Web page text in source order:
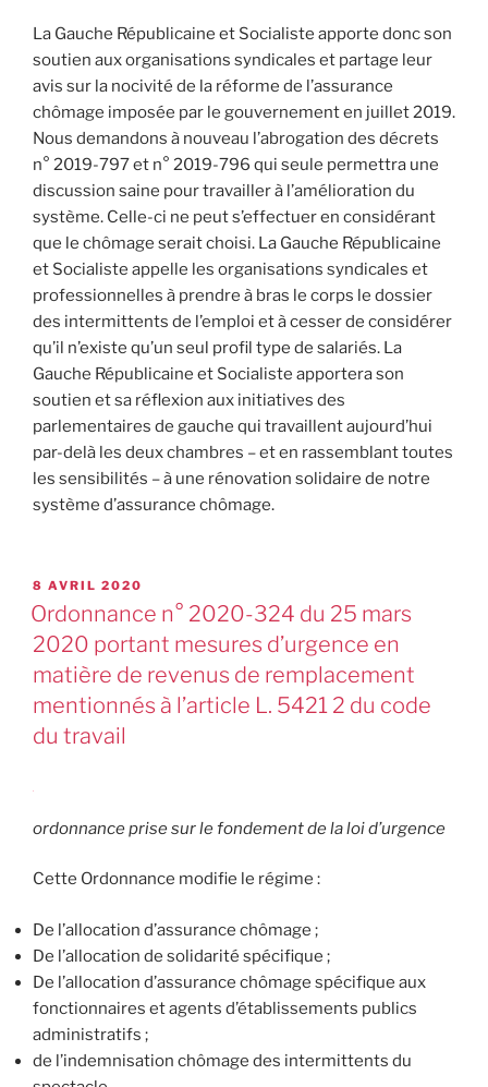
La Gauche Républicaine et Socialiste apporte donc son
soutien aux organisations syndicales et partage leur
avis sur la nocivité de la réforme de l’assurance
chômage imposée par le gouvernement en juillet 2019.
Nous demandons à nouveau l’abrogation des décrets
n° 2019-797 et n° 2019-796 qui seule permettra une
discussion saine pour travailler à l’amélioration du
système. Celle-ci ne peut s’effectuer en considérant
que le chômage serait choisi. La Gauche Républicaine
et Socialiste appelle les organisations syndicales et
professionnelles à prendre à bras le corps le dossier
des intermittents de l’emploi et à cesser de considérer
qu’il n’existe qu’un seul profil type de salariés. La
Gauche Républicaine et Socialiste apportera son
soutien et sa réflexion aux initiatives des
parlementaires de gauche qui travaillent aujourd’hui
par-delà les deux chambres – et en rassemblant toutes
les sensibilités – à une rénovation solidaire de notre
système d’assurance chômage.
8 AVRIL 2020
Ordonnance n° 2020-324 du 25 mars
2020 portant mesures d’urgence en
matière de revenus de remplacement
mentionnés à l’article L. 5421 2 du code
du travail
ordonnance prise sur le fondement de la loi d’urgence
Cette Ordonnance modifie le régime :
De l’allocation d’assurance chômage ;
De l’allocation de solidarité spécifique ;
De l’allocation d’assurance chômage spécifique aux
fonctionnaires et agents d’établissements publics
administratifs ;
de l’indemnisation chômage des intermittents du